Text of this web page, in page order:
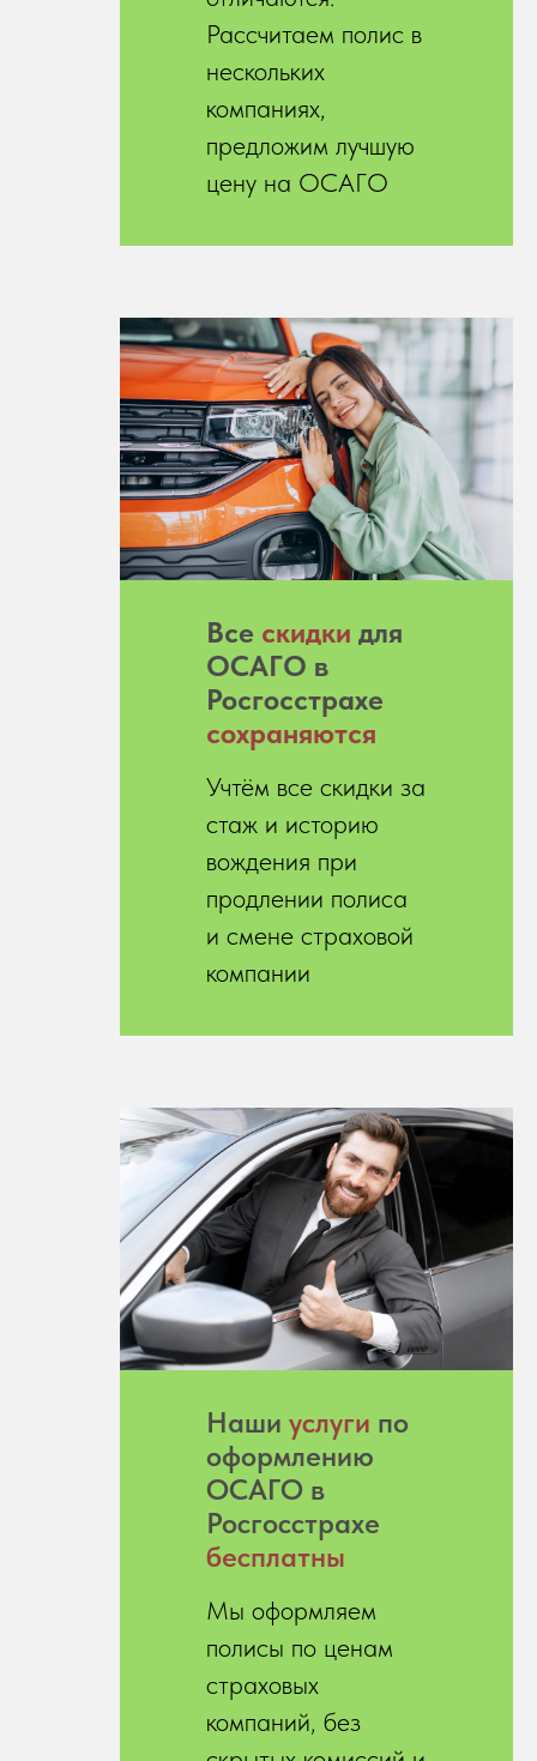
Рассчитаем полис в
нескольких
компаниях,
предложим лучшую
цену на ОСАГО
Все скидки для
ОСАГО в
Росгосстрахе
сохраняются
Учтём все скидки за
стаж и историю
вождения при
продлении полиса
и смене страховой
компании
Hаши услуги по
оформлению
ОСАГО в
Росгосстрахе
бесплатны
Мы оформляем
полисы по ценам
страховых
компаний, без